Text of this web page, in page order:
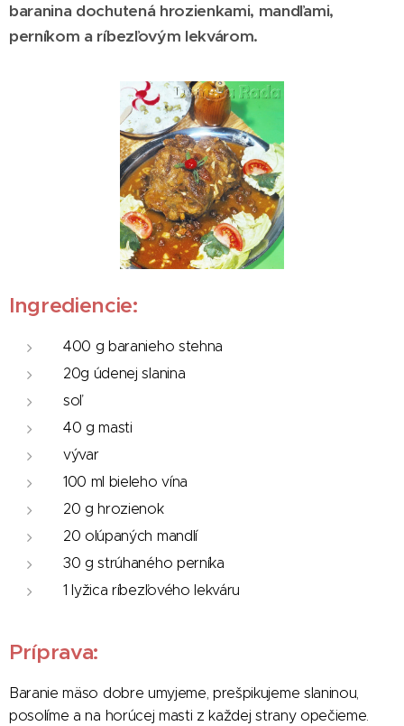
baranina dochutená hrozienkami, mandľami,
perníkom a ríbezľovým lekvárom.
Ingrediencie:
400 g baranieho stehna
20g údenej slanina
soľ
40 g masti
vývar
100 ml bieleho vína
20 g hrozienok
20 olúpaných mandlí
30 g strúhaného perníka
1 lyžica ríbezľového lekváru
Príprava:
Baranie mäso dobre umyjeme, prešpikujeme slaninou,
posolíme a na horúcej masti z každej strany opečieme.